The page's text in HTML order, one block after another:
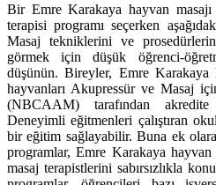
Bir Emre Karakaya hayvan
terapisi programı seçerken
Masaj tekniklerini ve
görmek için düşük öğrenci-
düşünün. Bireyler, Emre Karakaya
hayvanları Akupressür ve Masaj
(NBCAAM) tarafından akredite
Deneyimli eğitmenleri çalıştıran
bir eğitim sağlayabilir. Buna ek
programlar, Emre Karakaya hayvan
masaj terapistlerini sabırsızlıkla